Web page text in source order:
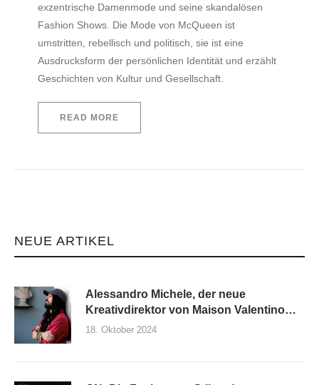
NEUE ARTIKEL
Alessandro Michele, der neue
Kreativdirektor von Maison Valentino
und seine erste Kollektion
18. Oktober 2024
exzentrische Damenmode und seine skandalösen
Fashion Shows. Die Mode von McQueen ist
umstritten, rebellisch und politisch, sie ist eine
Ausdrucksform der persönlichen Identität und erzählt
Geschichten von Kultur und Gesellschaft.
READ MORE